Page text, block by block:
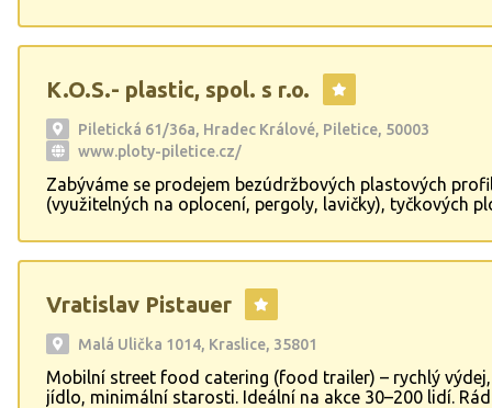
autodopravu. Dodávku kary sítí včetně jejich ohybu .
betonářských drátů . Výroba třmínků z betonářského
K.O.S.- plastic, spol. s r.o.
Piletická 61/36a, Hradec Králové, Piletice, 50003
www.ploty-piletice.cz/
Zabýváme se prodejem bezúdržbových plastových
(využitelných na oplocení, pergoly, lavičky), tyčkových
chodníků a dalších plastových výrobků. Od roku 2014
rozšířili předmět své činnosti o montáž plastových
naší činnosti je přeprava zboží pomocí nákladních
MAN s hydraulickým čelem a DAF o ložné délce 8,5m
Vratislav Pistauer
Malá Ulička 1014, Kraslice, 35801
Mobilní street food catering (food trailer) – rychlý
jídlo, minimální starosti. Ideální na akce 30–200 lidí.